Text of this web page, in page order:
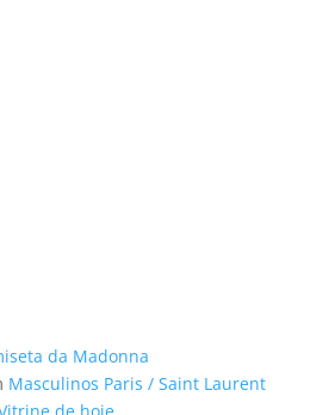
da Madonna
Masculinos Paris / Saint Laurent